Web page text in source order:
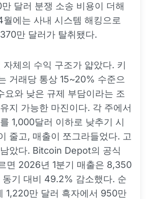
달러 분쟁 소송 비용이 더해
에는 사내 시스템 해킹으로
만 달러가 탈취됐다.
자체의 수익 구조가 얇았다. 키
거래당 통상 15~20% 수준으
요와 낮은 규제 부담이라는 조
지 가능한 마진이다. 각 주에서
1,000달러 이하로 낮추기 시
줄고, 매출이 쪼그라들었다. 고
았다. Bitcoin Depot의 공식
면 2026년 1분기 매출은 8,350
동기 대비 49.2% 감소했다. 순
1,220만 달러 흑자에서 950만